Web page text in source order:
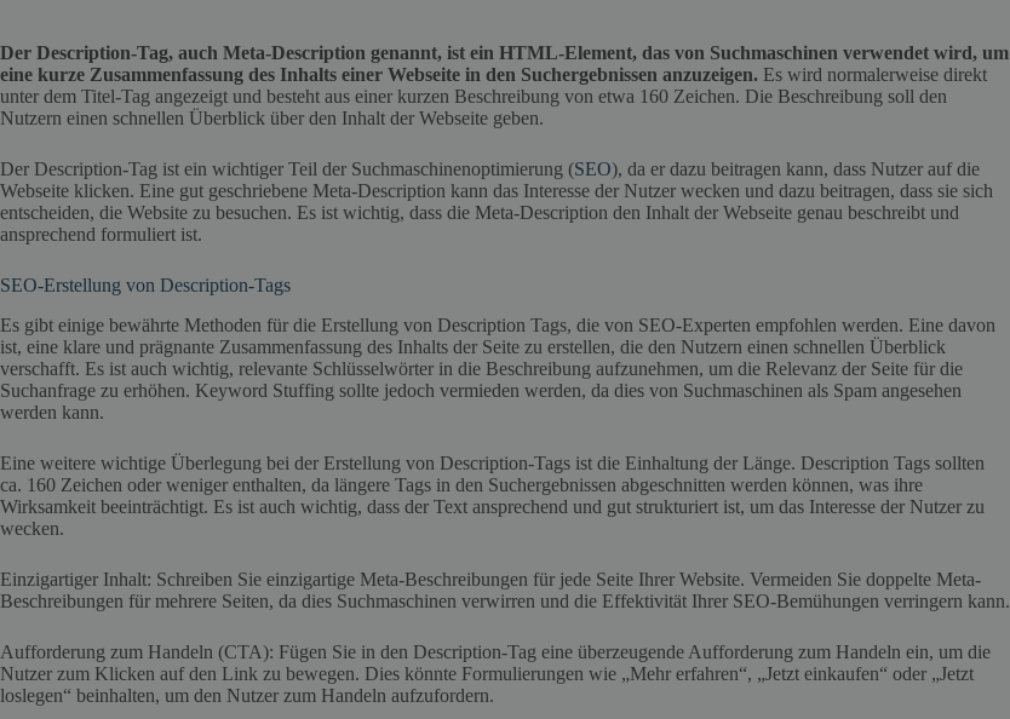
Der Description-Tag, auch Meta-Description genannt, ist ein HTML-Element, das von Suchmaschinen verwendet wird, um
eine kurze Zusammenfassung des Inhalts einer Webseite in den Suchergebnissen anzuzeigen. Es wird normalerweise direkt
unter dem Titel-Tag angezeigt und besteht aus einer kurzen Beschreibung von etwa 160 Zeichen. Die Beschreibung soll den
Nutzern einen schnellen Überblick über den Inhalt der Webseite geben.
Der Description-Tag ist ein wichtiger Teil der Suchmaschinenoptimierung (SEO), da er dazu beitragen kann, dass Nutzer auf die
Webseite klicken. Eine gut geschriebene Meta-Description kann das Interesse der Nutzer wecken und dazu beitragen, dass sie sich
entscheiden, die Website zu besuchen. Es ist wichtig, dass die Meta-Description den Inhalt der Webseite genau beschreibt und
ansprechend formuliert ist.
SEO-Erstellung von Description-Tags
Es gibt einige bewährte Methoden für die Erstellung von Description Tags, die von SEO-Experten empfohlen werden. Eine davon
ist, eine klare und prägnante Zusammenfassung des Inhalts der Seite zu erstellen, die den Nutzern einen schnellen Überblick
verschafft. Es ist auch wichtig, relevante Schlüsselwörter in die Beschreibung aufzunehmen, um die Relevanz der Seite für die
Suchanfrage zu erhöhen. Keyword Stuffing sollte jedoch vermieden werden, da dies von Suchmaschinen als Spam angesehen
werden kann.
Eine weitere wichtige Überlegung bei der Erstellung von Description-Tags ist die Einhaltung der Länge. Description Tags sollten
ca. 160 Zeichen oder weniger enthalten, da längere Tags in den Suchergebnissen abgeschnitten werden können, was ihre
Wirksamkeit beeinträchtigt. Es ist auch wichtig, dass der Text ansprechend und gut strukturiert ist, um das Interesse der Nutzer zu
wecken.
Einzigartiger Inhalt: Schreiben Sie einzigartige Meta-Beschreibungen für jede Seite Ihrer Website. Vermeiden Sie doppelte Meta-
Beschreibungen für mehrere Seiten, da dies Suchmaschinen verwirren und die Effektivität Ihrer SEO-Bemühungen verringern kann.
Aufforderung zum Handeln (CTA): Fügen Sie in den Description-Tag eine überzeugende Aufforderung zum Handeln ein, um die
Nutzer zum Klicken auf den Link zu bewegen. Dies könnte Formulierungen wie „Mehr erfahren“, „Jetzt einkaufen“ oder „Jetzt
loslegen“ beinhalten, um den Nutzer zum Handeln aufzufordern.